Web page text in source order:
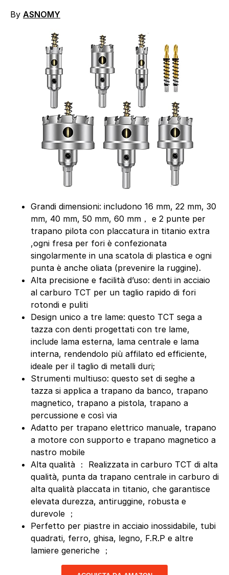
By ASNOMY
Grandi dimensioni: includono 16 mm, 22 mm, 30
mm, 40 mm, 50 mm, 60 mm， e 2 punte per
trapano pilota con placcatura in titanio extra
,ogni fresa per fori è confezionata
singolarmente in una scatola di plastica e ogni
punta è anche oliata (prevenire la ruggine).
Alta precisione e facilità d’uso: denti in acciaio
al carburo TCT per un taglio rapido di fori
rotondi e puliti
Design unico a tre lame: questo TCT sega a
tazza con denti progettati con tre lame,
include lama esterna, lama centrale e lama
interna, rendendolo più affilato ed efficiente,
ideale per il taglio di metalli duri;
Strumenti multiuso: questo set di seghe a
tazza si applica a trapano da banco, trapano
magnetico, trapano a pistola, trapano a
percussione e così via
Adatto per trapano elettrico manuale, trapano
a motore con supporto e trapano magnetico a
nastro mobile
Alta qualità ： Realizzata in carburo TCT di alta
qualità, punta da trapano centrale in carburo di
alta qualità placcata in titanio, che garantisce
elevata durezza, antiruggine, robusta e
durevole ；
Perfetto per piastre in acciaio inossidabile, tubi
quadrati, ferro, ghisa, legno, F.R.P e altre
lamiere generiche ；